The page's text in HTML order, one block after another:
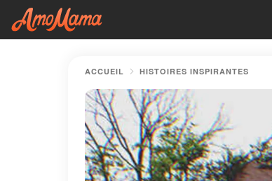
ACCUEIL HISTOIRES INSPIRANTES